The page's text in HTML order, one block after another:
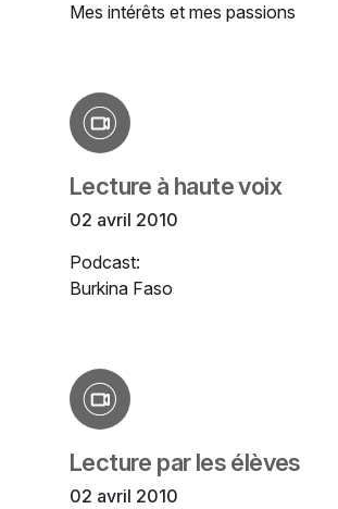
Mes intérêts et mes passions
Lecture à haute voix
02 avril 2010
Podcast:
Burkina Faso
Lecture par les élèves
02 avril 2010